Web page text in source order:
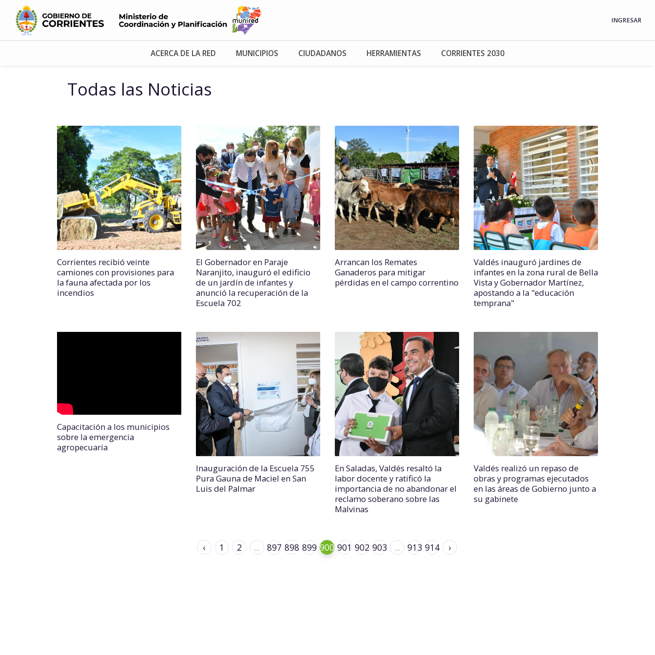
INGRESAR
ACERCA DE LA RED MUNICIPIOS CIUDADANOS HERRAMIENTAS CORRIENTES 2030
Todas las Noticias
Corrientes recibió veinte
camiones con provisiones para
la fauna afectada por los
incendios
El Gobernador en Paraje
Naranjito, inauguró el edificio
de un jardín de infantes y
anunció la recuperación de la
Escuela 702
Arrancan los Remates
Ganaderos para mitigar
pérdidas en el campo correntino
Valdés inauguró jardines de
infantes en la zona rural de Bella
Vista y Gobernador Martínez,
apostando a la "educación
temprana"
Capacitación a los municipios
sobre la emergencia
agropecuaria
Inauguración de la Escuela 755
Pura Gauna de Maciel en San
Luis del Palmar
En Saladas, Valdés resaltó la
labor docente y ratificó la
importancia de no abandonar el
reclamo soberano sobre las
Malvinas
Valdés realizó un repaso de
obras y programas ejecutados
en las áreas de Gobierno junto a
su gabinete
‹ 1 2 ... 897 898 899 900 901 902 903 ... 913 914 ›